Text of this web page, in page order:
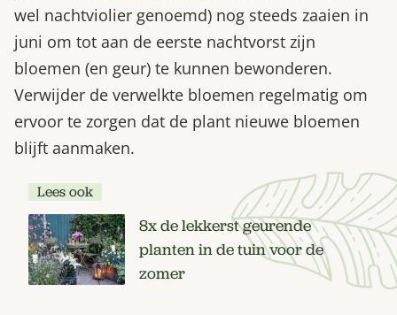
wel nachtviolier genoemd) nog steeds zaaien in
juni om tot aan de eerste nachtvorst zijn
bloemen (en geur) te kunnen bewonderen.
Verwijder de verwelkte bloemen regelmatig om
ervoor te zorgen dat de plant nieuwe bloemen
blijft aanmaken.
Lees ook
8x de lekkerst geurende
planten in de tuin voor de
zomer